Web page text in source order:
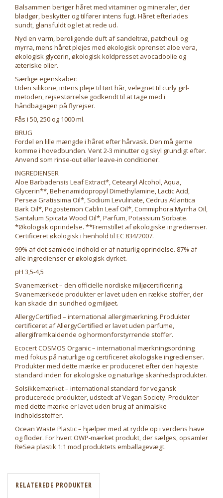
Balsammen beriger håret med vitaminer og mineraler, der
blødgør, beskytter og tilfører intens fugt. Håret efterlades
sundt, glansfuldt og let at rede ud.
Nyd en varm, beroligende duft af sandeltræ, patchouli og
myrra, mens håret plejes med økologisk oprenset aloe vera,
økologisk glycerin, økologisk koldpresset avocadoolie og
æteriske olier.
Særlige egenskaber:
Uden silikone, intens pleje til tørt hår, velegnet til curly girl-
metoden, rejsestørrelse godkendt til at tage med i
håndbagagen på flyrejser.
Fås i 50, 250 og 1000 ml.
BRUG
Fordel en lille mængde i håret efter hårvask. Den må gerne
komme i hovedbunden. Vent 2-3 minutter og skyl grundigt efter.
Anvend som rinse-out eller leave-in conditioner.
INGREDIENSER
Aloe Barbadensis Leaf Extract*, Cetearyl Alcohol, Aqua,
Glycerin**, Behenamidopropyl Dimethylamine, Lactic Acid,
Persea Gratissima Oil*, Sodium Levulinate, Cedrus Atlantica
Bark Oil*, Pogostemon Cablin Leaf Oil*, Commiphora Myrrha Oil,
Santalum Spicata Wood Oil*, Parfum, Potassium Sorbate.
*Økologisk oprindelse. **Fremstillet af økologiske ingredienser.
Certificeret økologisk i henhold til EC 834/2007.
99% af det samlede indhold er af naturlig oprindelse. 87% af
alle ingredienser er økologisk dyrket.
pH 3,5-4,5
Svanemærket – den officielle nordiske miljøcertificering.
Svanemærkede produkter er lavet uden en række stoffer, der
kan skade din sundhed og miljøet.
AllergyCertified – international allergimærkning. Produkter
certificeret af AllergyCertified er lavet uden parfume,
allergifremkaldende og hormonforstyrrende stoffer.
Ecocert COSMOS Organic – international mærkningsordning
med fokus på naturlige og certificeret økologiske ingredienser.
Produkter med dette mærke er produceret efter den højeste
standard inden for økologiske og naturlige skønhedsprodukter.
Solsikkemærket – international standard for vegansk
producerede produkter, udstedt af Vegan Society. Produkter
med dette mærke er lavet uden brug af animalske
indholdsstoffer.
Ocean Waste Plastic – hjælper med at rydde op i verdens have
og floder. For hvert OWP-mærket produkt, der sælges, opsamler
ReSea plastik 1:1 mod produktets emballagevægt.
RELATEREDE PRODUKTER